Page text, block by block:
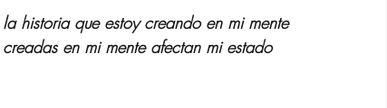
historia que estoy creando en mi mente
en mi mente afectan mi estado